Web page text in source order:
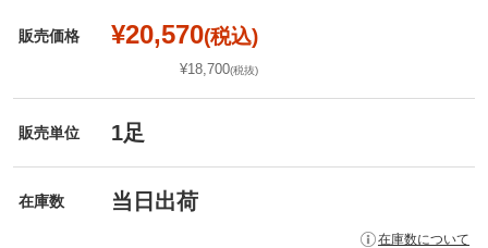
販売価格 ¥20,570(税込)
¥18,700(税抜)
販売単位 1足
在庫数 当日出荷
在庫数について